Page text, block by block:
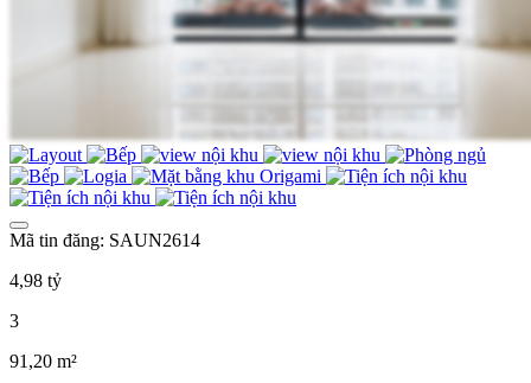
Mã tin đăng: SAUN2614
4,98 tỷ
3
91,20 m²